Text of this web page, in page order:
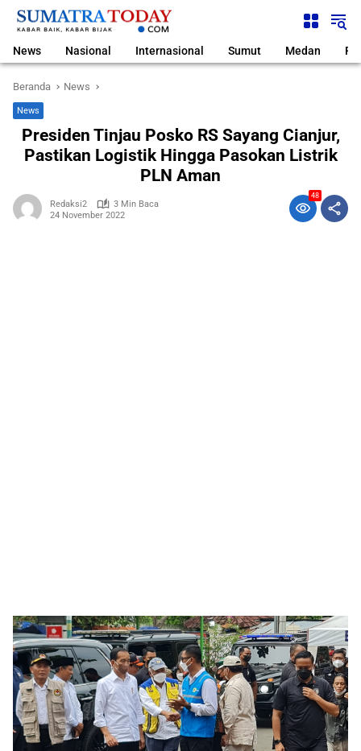
Langsung
News Nasional Internasional Sumut Medan
Beranda News
News
Presiden Tinjau Posko RS Sayang Cianjur,
Pastikan Logistik Hingga Pasokan Listrik
PLN Aman
Redaksi2
3 Min Baca
24 November 2022
48